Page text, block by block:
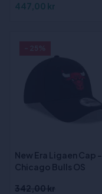
447,00 kr
New Era Ligaen Cap -
Chicago Bulls OS
342,00 kr